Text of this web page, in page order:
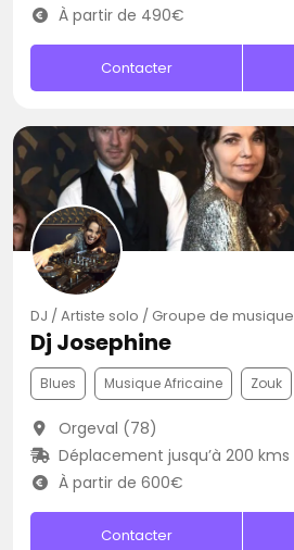
À partir de 490€
Contacter
DJ / Artiste solo / Groupe de musique
Dj Josephine
Blues Musique Africaine Zouk
Orgeval (78)
Déplacement jusqu’à 200 kms
À partir de 600€
Contacter